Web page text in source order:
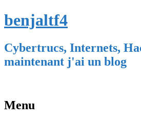
benjaltf4
Cybertrucs, Internets,
maintenant j'ai un blog
Menu